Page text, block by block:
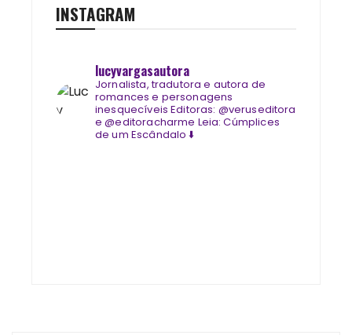
INSTAGRAM
lucyvargasautora
Jornalista, tradutora e autora de
romances e personagens
inesquecíveis Editoras: @veruseditora
e @editoracharme Leia: Cúmplices
de um Escândalo ⬇️